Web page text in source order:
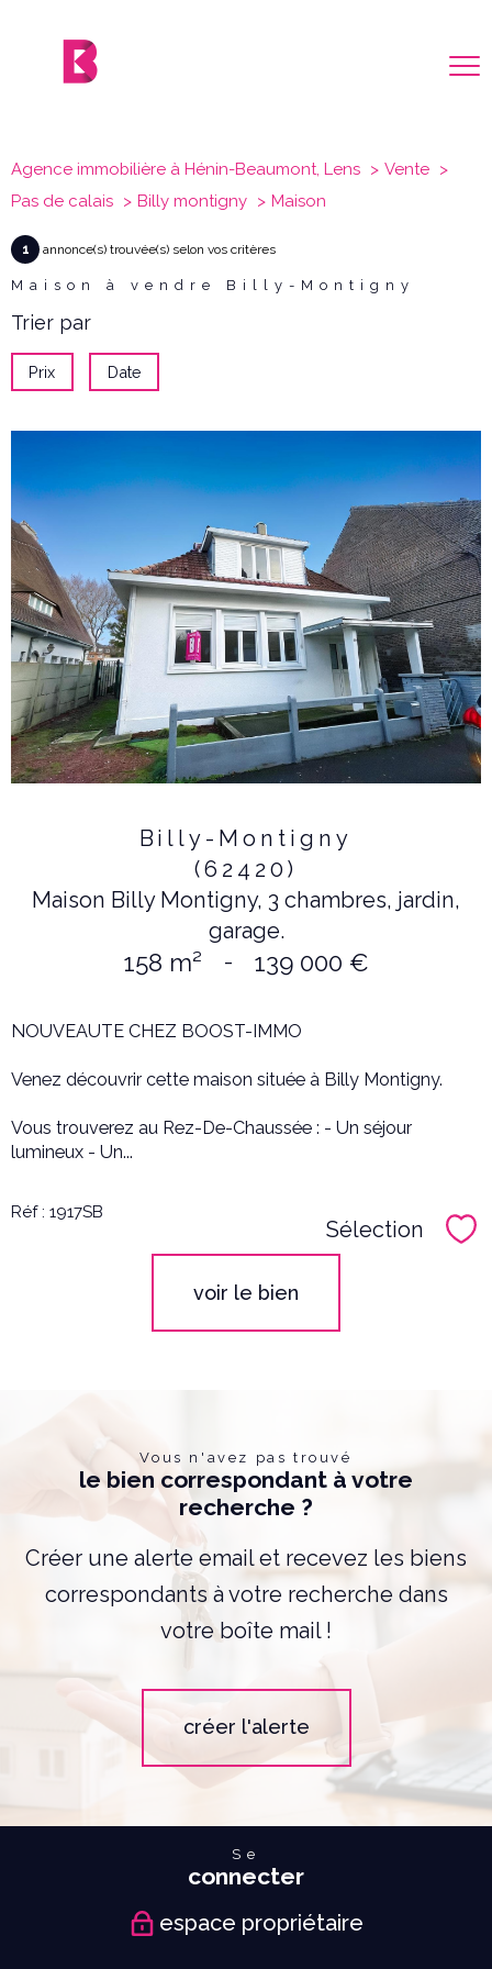
Agence immobilière à Hénin-Beaumont, Lens
Vente
Pas de calais
Billy montigny Maison
1 annonce(s) trouvée(s) selon vos critères
Maison à vendre Billy-Montigny
Trier par
Prix Date
Billy-Montigny
(62420)
Maison Billy Montigny, 3 chambres, jardin,
garage.
158 m² - 139 000 €
NOUVEAUTE CHEZ BOOST-IMMO
Venez découvrir cette maison située à Billy Montigny.
Vous trouverez au Rez-De-Chaussée : - Un séjour
lumineux - Un...
Réf : 1917SB
Sélection
voir le bien
Vous n'avez pas trouvé
le bien correspondant à votre
recherche ?
Créer une alerte email et recevez les biens
correspondants à votre recherche dans
votre boîte mail !
créer l'alerte
Se
connecter
espace propriétaire